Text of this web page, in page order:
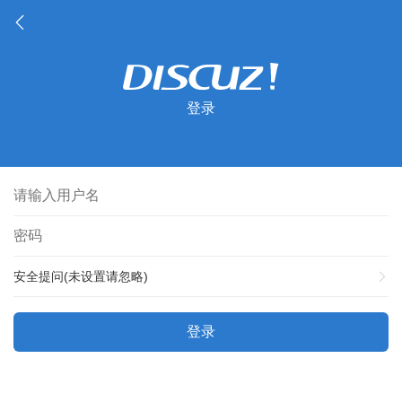
登录
安全提问(未设置请忽略)
登录